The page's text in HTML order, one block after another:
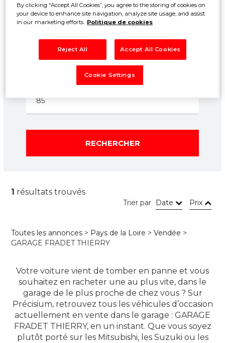
Kilométrage entre:
0km
RECHERCHER
1 résultats trouvés
Trier par Date Prix
Toutes les annonces > Pays de la Loire >Vendée >
GARAGE FRADET THIERRY
Votre voiture vient de tomber en panne et vous
souhaitez en racheter une au plus vite, dans le
garage de le plus proche de chez vous ? Sur
Précisium, retrouvez tous les véhicules d’occasion
actuellement en vente dans le garage : GARAGE
FRADET THIERRY, en un instant. Que vous soyez
plutôt porté sur les Mitsubishi, les Suzuki ou les
By clicking “Accept All Cookies”, you agree to the storing of cookies on
your device to enhance site navigation, analyze site usage, and assist
in our marketing efforts. Politique de cookies
Reject All Accept All Cookies
Cookie Settings